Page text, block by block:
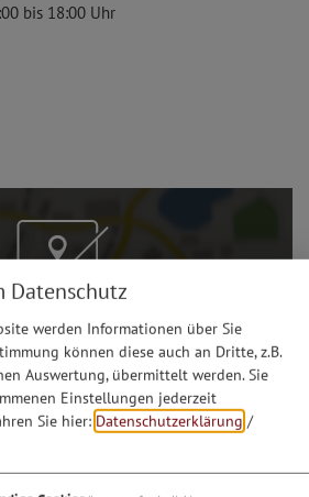
bis 18:00 Uhr
Inhalte laden?
Ja, immer
Datenschutz
werden Informationen über Sie
können diese auch an Dritte, z.B.
Auswertung, übermittelt werden. Sie
Einstellungen jederzeit
Sie hier: Datenschutzerklärung /